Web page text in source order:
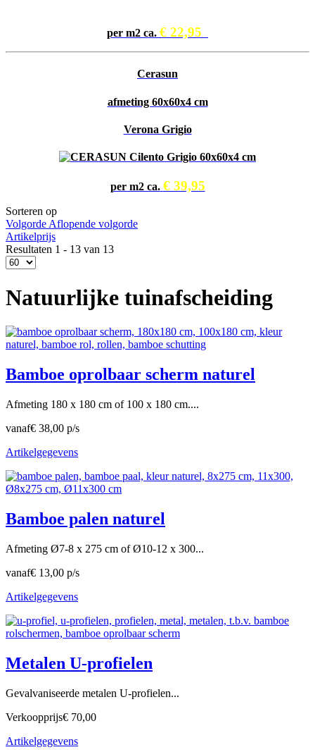
per m2 ca. € 22,95
Cerasun
afmeting 60x60x4 cm
Verona Grigio
per m2 ca. € 39,95
Sorteren op
Volgorde Aflopende volgorde
Artikelprijs
Resultaten 1 - 13 van 13
Natuurlijke tuinafscheiding
Bamboe oprolbaar scherm naturel
Afmeting 180 x 180 cm of 100 x 180 cm....
vanaf€ 38,00 p/s
Artikelgegevens
Bamboe palen naturel
Afmeting Ø7-8 x 275 cm of Ø10-12 x 300...
vanaf€ 13,00 p/s
Artikelgegevens
Metalen U-profielen
Gevalvaniseerde metalen U-profielen...
Verkoopprijs€ 70,00
Artikelgegevens